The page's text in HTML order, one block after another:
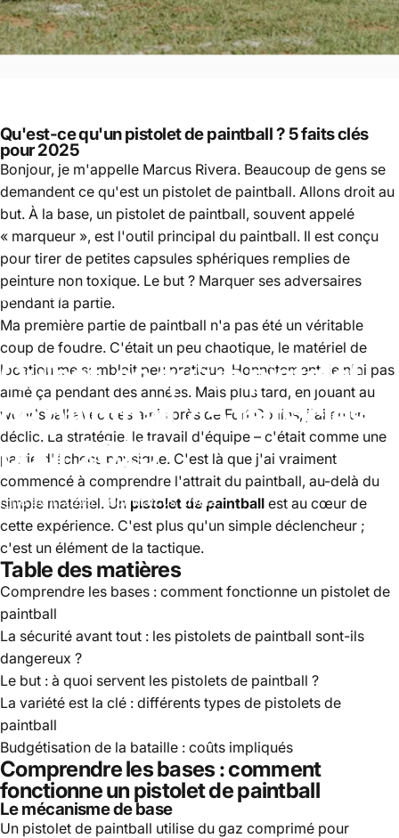
Paintball Qu'est-ce qu'un pistolet de paintball ? 5 faits clés pour 2025
Qu'est-cequ'unpistolet
depaintball?5faitsclés
pour2025
16 avril, 2025 parMarcus Rivera
Qu'est-ce qu'un pistolet de paintball ? 5 faits clés
pour 2025
Bonjour, je m'appelle Marcus Rivera. Beaucoup de gens se
demandent ce qu'est un pistolet de paintball. Allons droit au
but. À la base, un pistolet de paintball, souvent appelé
« marqueur », est l'outil principal du paintball. Il est conçu
pour tirer de petites capsules sphériques remplies de
peinture non toxique. Le but ? Marquer ses adversaires
pendant la partie.
Ma première partie de paintball n'a pas été un véritable
coup de foudre. C'était un peu chaotique, le matériel de
location me semblait peu pratique. Honnêtement, je n'ai pas
aimé ça pendant des années. Mais plus tard, en jouant au
woodsball avec des amis près de Fort Collins, j'ai eu un
déclic. La stratégie, le travail d'équipe – c'était comme une
partie d'échecs physique. C'est là que j'ai vraiment
commencé à comprendre l'attrait du paintball, au-delà du
simple matériel. Un pistolet de paintball est au cœur de
cette expérience. C'est plus qu'un simple déclencheur ;
c'est un élément de la tactique.
Table des matières
Comprendre les bases : comment fonctionne un pistolet de
paintball
La sécurité avant tout : les pistolets de paintball sont-ils
dangereux ?
Le but : à quoi servent les pistolets de paintball ?
La variété est la clé : différents types de pistolets de
paintball
Budgétisation de la bataille : coûts impliqués
Comprendre les bases : comment
fonctionne un pistolet de paintball
Le mécanisme de base
Un pistolet de paintball utilise du gaz comprimé pour